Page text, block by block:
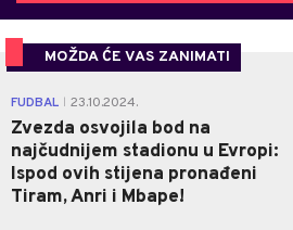
MOŽDA ĆE VAS ZANIMATI
FUDBAL 23.10.2024.
Zvezda osvojila bod na
najčudnijem stadionu u Evropi:
Ispod ovih stijena pronađeni
Tiram, Anri i Mbape!